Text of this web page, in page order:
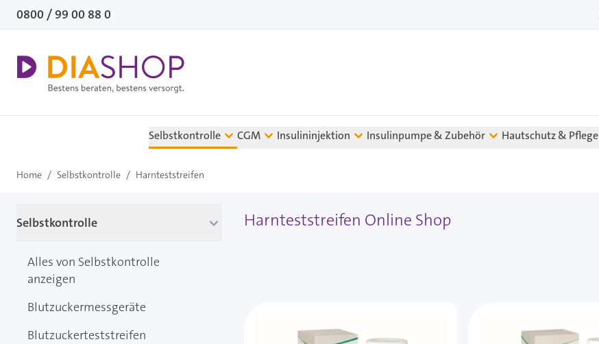
Direkt zum Inhalt
0800 / 99 00 88 0
Selbstkontrolle CGM Insulininjektion Insulinpumpe & Zubehör Hautschutz & Pflege
Home / Selbstkontrolle / Harnteststreifen
Harnteststreifen Online Shop
Selbstkontrolle
Alles von Selbstkontrolle
anzeigen
Blutzuckermessgeräte
Blutzuckerteststreifen